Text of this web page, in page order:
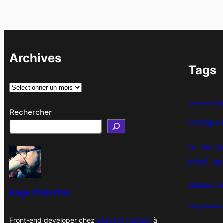
Archives
A
c
e
s
Rechercher
Ange Chierchia
Front-end developer chez Concept Factoryà
Tags
git grid
jekyll
password
responsive